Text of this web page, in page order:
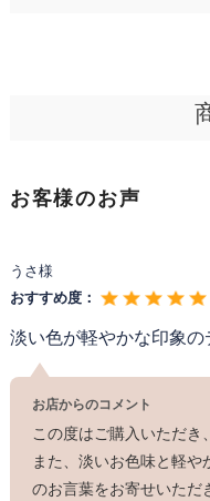
スリーブの軽快なデザイ
れの場にもふさわしいエレ
きる手軽さも魅力。 気負わ
製品名:
アリー フレア
メーカー:
製造年:
2024年
区分:
新品
お客様のお声
うさ様
おすすめ度：
淡い色が軽やかな印象の
お店からのコメント
この度はご購入いただき
また、淡いお色味と軽
のお言葉をお寄せいただ